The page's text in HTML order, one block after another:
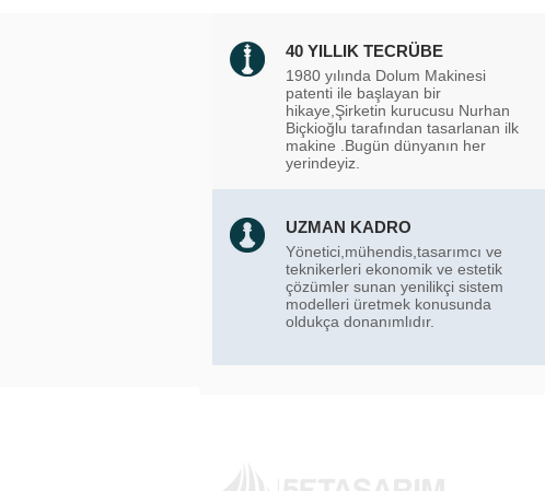
40 YILLIK TECRÜBE
1980 yılında Dolum Makinesi
patenti ile başlayan bir
hikaye,Şirketin kurucusu Nurhan
Biçkioğlu tarafından tasarlanan ilk
makine .Bugün dünyanın her
yerindeyiz.
UZMAN KADRO
Yönetici,mühendis,tasarımcı ve
teknikerleri ekonomik ve estetik
çözümler sunan yenilikçi sistem
modelleri üretmek konusunda
oldukça donanımlıdır.